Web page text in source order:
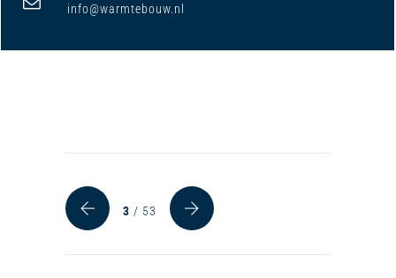
info@warmtebouw.nl
3 / 53